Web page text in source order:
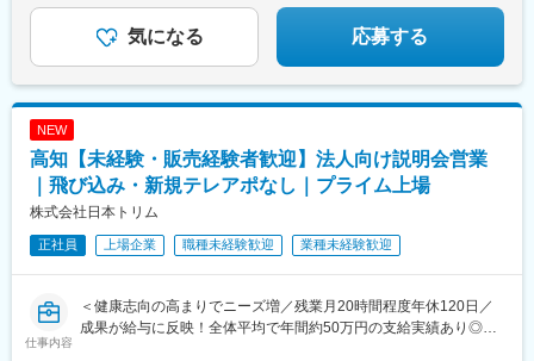
気になる 応募する
NEW
高知【未経験・販売経験者歓迎】法人向け説明会営業
｜飛び込み・新規テレアポなし｜プライム上場
株式会社日本トリム
正社員 上場企業 職種未経験歓迎 業種未経験歓迎
仕事内容
＜健康志向の高まりでニーズ増／残業月20時間程度年休120日／
成果が給与に反映！全体平均で年間約50万円の支給実績あり◎＞